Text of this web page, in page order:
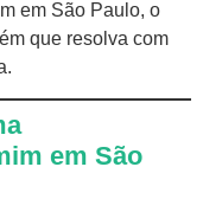
em São Paulo, o
que resolva com
em São